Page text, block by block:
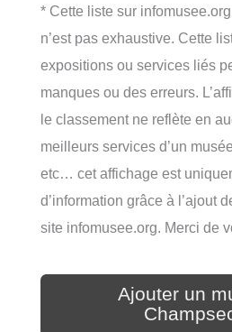
* Cette liste sur
n’est pas exhaustive. Cette
expositions ou services liés
manques ou des erreurs.
le classement ne reflète en
meilleurs services d’un
etc… cet affichage est
d’information grâce à l’ajout
site infomusee.org. Merci de
Ajouter un